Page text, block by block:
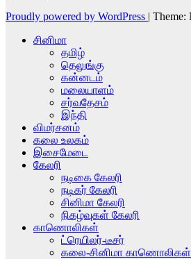
Proudly powered by WordPress | Theme:
சினிமா
தமிழ்
தெலுங்கு
கன்னடம்
மலையாளம்
சர்வதேசம்
இந்தி
விமர்சனம்
கலை உலகம்
இசைமேடை
கேலரி
நடிகை கேலரி
நடிகர் கேலரி
சினிமா கேலரி
நிகழ்வுகள் கேலரி
காணொலிகள்
ட்ரெயிலர்-டீசர்
கலை-சினிமா காணொலிகள்